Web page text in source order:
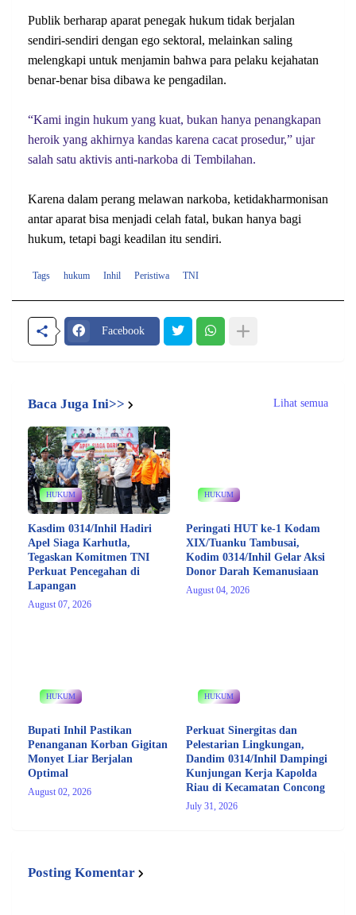
Publik berharap aparat penegak hukum tidak berjalan
sendiri-sendiri dengan ego sektoral, melainkan saling
melengkapi untuk menjamin bahwa para pelaku kejahatan
benar-benar bisa dibawa ke pengadilan.
“Kami ingin hukum yang kuat, bukan hanya penangkapan
heroik yang akhirnya kandas karena cacat prosedur,” ujar
salah satu aktivis anti-narkoba di Tembilahan.
Karena dalam perang melawan narkoba, ketidakharmonisan
antar aparat bisa menjadi celah fatal, bukan hanya bagi
hukum, tetapi bagi keadilan itu sendiri.
Tags hukum Inhil Peristiwa TNI
Facebook
Baca Juga Ini>> Lihat semua
HUKUM
Kasdim 0314/Inhil Hadiri
Apel Siaga Karhutla,
Tegaskan Komitmen TNI
Perkuat Pencegahan di
Lapangan
August 07, 2026
HUKUM
Peringati HUT ke-1 Kodam
XIX/Tuanku Tambusai,
Kodim 0314/Inhil Gelar Aksi
Donor Darah Kemanusiaan
August 04, 2026
HUKUM
Bupati Inhil Pastikan
Penanganan Korban Gigitan
Monyet Liar Berjalan
Optimal
August 02, 2026
HUKUM
Perkuat Sinergitas dan
Pelestarian Lingkungan,
Dandim 0314/Inhil Dampingi
Kunjungan Kerja Kapolda
Riau di Kecamatan Concong
July 31, 2026
Posting Komentar